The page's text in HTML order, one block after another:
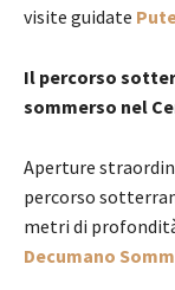
visite guidate
Il percorso
sommerso nel
Aperture
percorso
metri di
Decumano